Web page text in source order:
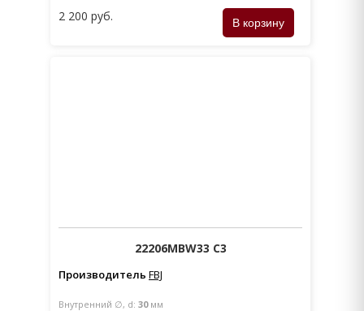
2 200 руб.
22206MBW33 C3
Производитель FBJ
Внутренний ∅, d: 30мм